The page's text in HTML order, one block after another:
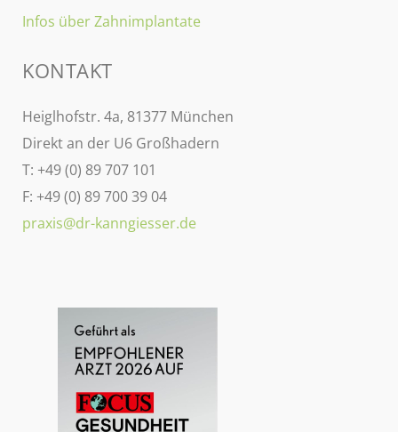
Infos über Zahnimplantate
KONTAKT
Heiglhofstr. 4a, 81377 München
Direkt an der U6 Großhadern
T: +49 (0) 89 707 101
F: +49 (0) 89 700 39 04
praxis@dr-kanngiesser.de